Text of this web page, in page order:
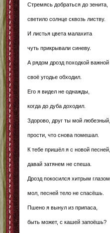
Стремясь добраться до зенита,
светило солнце сквозь листву.
И листья цвета малахита
чуть прикрывали синеву.
А рядом дрозд походкой важной
своё угодье обходил.
Его я видел не однажды,
когда до дуба доходил.
Здорово, друг ты мой любезный,
прости, что снова помешал.
К тебе пришёл я с новой песней,
давай затянем не спеша.
Дрозд покосился хитрым глазом,
мол, песней тело не спасёшь.
Пшено я вынул из припаса,
быть может, с кашей запоёшь?